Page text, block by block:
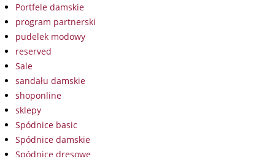
Portfele damskie
program partnerski
pudelek modowy
reserved
Sale
sandału damskie
shoponline
sklepy
Spódnice basic
Spódnice damskie
Spódnice dresowe